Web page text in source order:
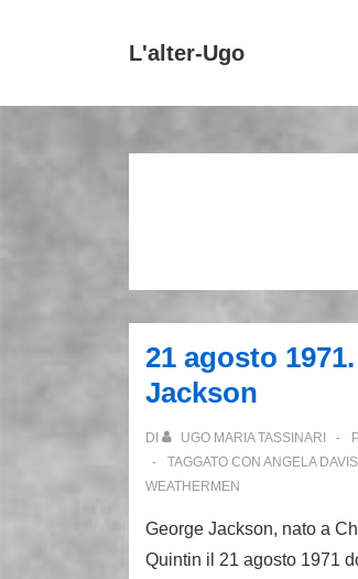
contenuto
L'alter-Ugo
21 agosto
Jackson
DI UGO MARIA TASSINARI
TAGGATO CON ANGELA DAVIS
WEATHERMEN
George Jackson, nato a
Quintin il 21 agosto 1971